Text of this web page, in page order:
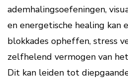
ademhalingsoefeningen,
en energetische healing kan
blokkades opheffen, stress
zelfhelend vermogen van
Dit kan leiden tot